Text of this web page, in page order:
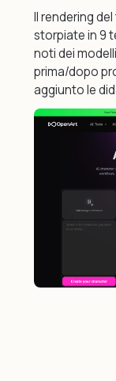
Il rendering
storpiate in 9
noti dei
prima/dopo
aggiunto le